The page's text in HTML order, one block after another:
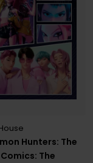
Hunters: The
The